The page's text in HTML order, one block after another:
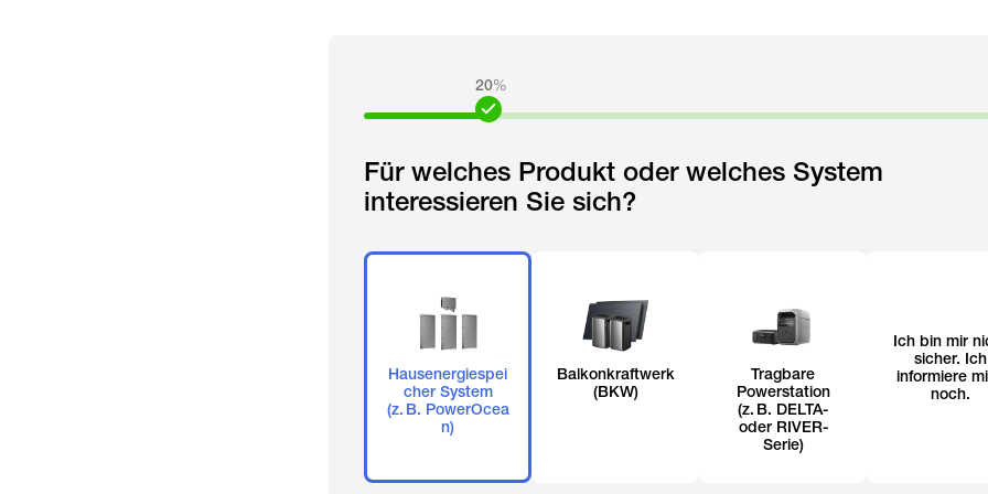
20%
Für welches Produkt oder welches System
interessieren Sie sich?
Hausenergiespei
cher System
(z. B. PowerOcea
n)
Balkonkraftwerk
(BKW)
Tragbare
Powerstation
(z. B. DELTA-
oder RIVER-
Serie)
Ich bin mir
sicher. Ich
informiere
noch.